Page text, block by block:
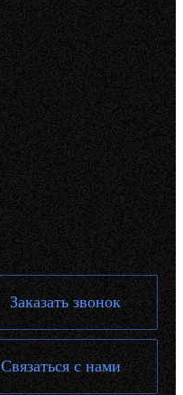
Заказать звонок
Связаться с нами